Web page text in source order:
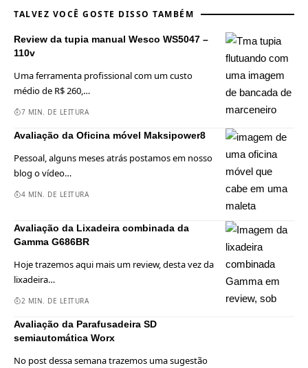
TALVEZ VOCÊ GOSTE DISSO TAMBÉM
Review da tupia manual Wesco WS5047 –
110v
Uma ferramenta profissional com um custo
médio de R$ 260, …
7 MIN. DE LEITURA
Avaliação da Oficina móvel Maksipower8
Pessoal, alguns meses atrás postamos em nosso
blog o vídeo…
4 MIN. DE LEITURA
Avaliação da Lixadeira combinada da
Gamma G686BR
Hoje trazemos aqui mais um review, desta vez da
lixadeira…
2 MIN. DE LEITURA
Avaliação da Parafusadeira SD
semiautomática Worx
No post dessa semana trazemos uma sugestão